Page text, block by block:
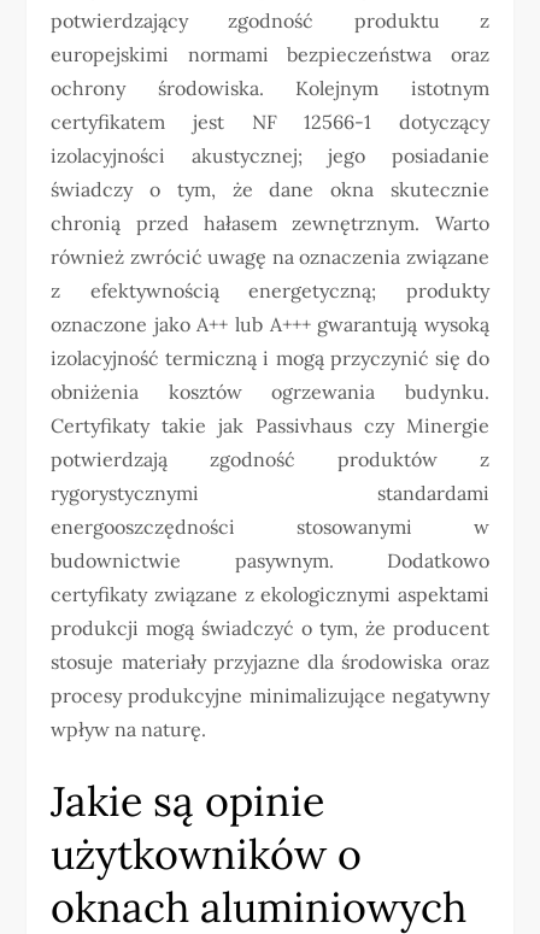
potwierdzający zgodność produktu z
europejskimi normami bezpieczeństwa oraz
ochrony środowiska. Kolejnym istotnym
certyfikatem jest NF 12566-1 dotyczący
izolacyjności akustycznej; jego posiadanie
świadczy o tym, że dane okna skutecznie
chronią przed hałasem zewnętrznym. Warto
również zwrócić uwagę na oznaczenia związane
z efektywnością energetyczną; produkty
oznaczone jako A++ lub A+++ gwarantują wysoką
izolacyjność termiczną i mogą przyczynić się do
obniżenia kosztów ogrzewania budynku.
Certyfikaty takie jak Passivhaus czy Minergie
potwierdzają zgodność produktów z
rygorystycznymi standardami
energooszczędności stosowanymi w
budownictwie pasywnym. Dodatkowo
certyfikaty związane z ekologicznymi aspektami
produkcji mogą świadczyć o tym, że producent
stosuje materiały przyjazne dla środowiska oraz
procesy produkcyjne minimalizujące negatywny
wpływ na naturę.
Jakie są opinie
użytkowników o
oknach aluminiowych